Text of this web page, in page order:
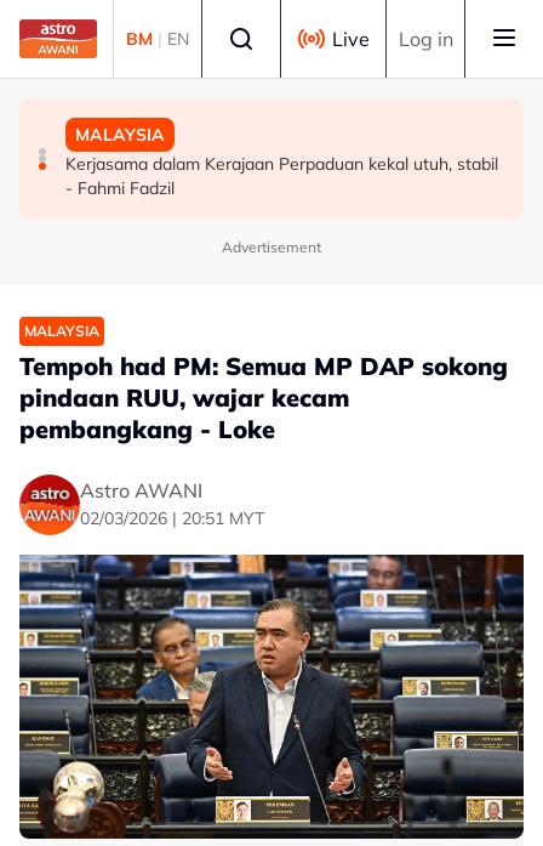
Skip to main content
BM | EN Live Log in
POLITIK
'Rafizi hipokrit, masuk PRN Melaka bantu UMNO pecah
undi PH' - AMK
DUNIA
UNESCO sahkan Beijing sebagai "Ibu Kota Seni Bina
Dunia" 2029
MALAYSIA
Kerjasama dalam Kerajaan Perpaduan kekal utuh, stabil
- Fahmi Fadzil
Advertisement
MALAYSIA
Tempoh had PM: Semua MP DAP sokong
pindaan RUU, wajar kecam
pembangkang - Loke
Astro AWANI
02/03/2026 | 20:51 MYT